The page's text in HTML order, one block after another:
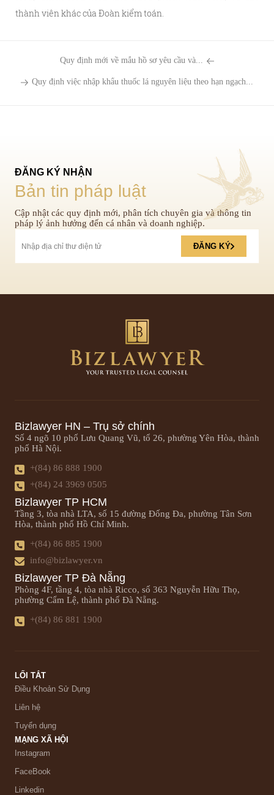
thành viên khác của Đoàn kiểm toán.
Quy định mới về mẫu hồ sơ yêu cầu và...
Quy định việc nhập khẩu thuốc lá nguyên liệu theo hạn ngạch...
ĐĂNG KÝ NHẬN
Bản tin pháp luật
Cập nhật các quy định mới, phân tích chuyên gia và thông tin
pháp lý ảnh hưởng đến cá nhân và doanh nghiệp.
ĐĂNG KÝ
Bizlawyer HN – Trụ sở chính
Số 4 ngõ 10 phố Lưu Quang Vũ, tổ 26, phường Yên Hòa, thành
phố Hà Nội.
+(84) 86 888 1900
+(84) 24 3969 0505
Bizlawyer TP HCM
Tầng 3, tòa nhà LTA, số 15 đường Đống Đa, phường Tân Sơn
Hòa, thành phố Hồ Chí Minh.
+(84) 86 885 1900
info@bizlawyer.vn
Bizlawyer TP Đà Nẵng
Phòng 4F, tầng 4, tòa nhà Ricco, số 363 Nguyễn Hữu Thọ,
phường Cẩm Lệ, thành phố Đà Nẵng.
+(84) 86 881 1900
LỐI TẮT
Điều Khoản Sử Dụng
Liên hệ
Tuyển dụng
MẠNG XÃ HỘI
Instagram
FaceBook
Linkedin